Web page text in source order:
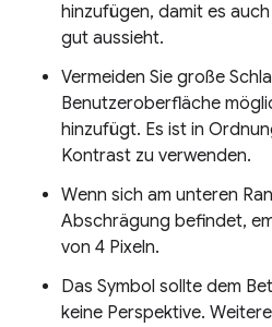
hinzufügen, damit es
gut aussieht.
Vermeiden Sie große
Benutzeroberfläche
hinzufügt. Es ist in
Kontrast zu verwenden.
Wenn sich am unteren
Abschrägung befindet,
von 4 Pixeln.
Das Symbol sollte dem
keine Perspektive.